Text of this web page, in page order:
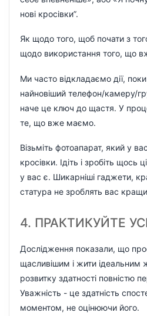
нові кросівки”.
Як щодо того, щоб почати з
щодо використання того, що
Ми часто відкладаємо дії,
найновіший телефон/камеру/
наче це ключ до щастя. У
те, що вже маємо.
Візьміть фотоапарат, який у
кросівки. Ідіть і зробіть щось
у вас є. Шикарніші гаджети,
статура не зроблять вас
4. ПРАКТИКУЙТЕ
Дослідження показали, що
щасливішим і жити ідеальним
розвитку здатності повністю
Уважність - це здатність
моментом, не оцінюючи його.